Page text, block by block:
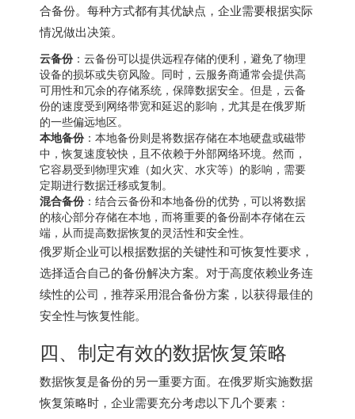
合备份。每种方式都有其优缺点，企业需要根据实际
情况做出决策。
云备份：云备份可以提供远程存储的便利，避免了物理
设备的损坏或失窃风险。同时，云服务商通常会提供高
可用性和冗余的存储系统，保障数据安全。但是，云备
份的速度受到网络带宽和延迟的影响，尤其是在俄罗斯
的一些偏远地区。
本地备份：本地备份则是将数据存储在本地硬盘或磁带
中，恢复速度较快，且不依赖于外部网络环境。然而，
它容易受到物理灾难（如火灾、水灾等）的影响，需要
定期进行数据迁移或复制。
混合备份：结合云备份和本地备份的优势，可以将数据
的核心部分存储在本地，而将重要的备份副本存储在云
端，从而提高数据恢复的灵活性和安全性。
俄罗斯企业可以根据数据的关键性和可恢复性要求，
选择适合自己的备份解决方案。对于高度依赖业务连
续性的公司，推荐采用混合备份方案，以获得最佳的
安全性与恢复性能。
四、制定有效的数据恢复策略
数据恢复是备份的另一重要方面。在俄罗斯实施数据
恢复策略时，企业需要充分考虑以下几个要素：